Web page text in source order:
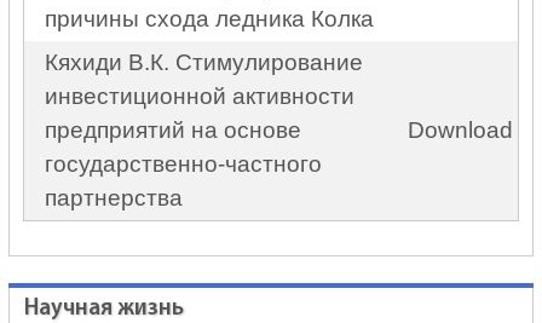
причины схода ледника Колка
Кяхиди В.К. Стимулирование
инвестиционной активности
предприятий на основе
государственно-частного
партнерства
Download
Научная жизнь